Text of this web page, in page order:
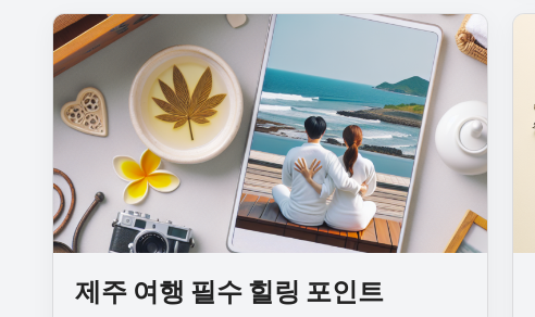
제주 여행 필수 힐링 포인트